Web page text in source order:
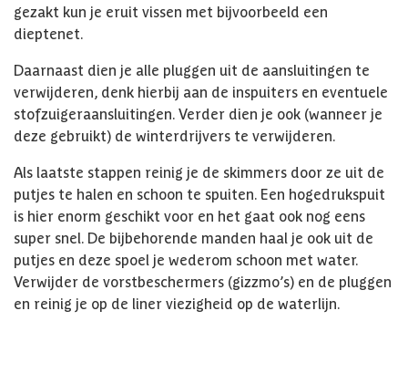
gezakt kun je eruit vissen met bijvoorbeeld een
dieptenet.
Daarnaast dien je alle pluggen uit de aansluitingen te
verwijderen, denk hierbij aan de inspuiters en eventuele
stofzuigeraansluitingen. Verder dien je ook (wanneer je
deze gebruikt) de winterdrijvers te verwijderen.
Als laatste stappen reinig je de skimmers door ze uit de
putjes te halen en schoon te spuiten. Een hogedrukspuit
is hier enorm geschikt voor en het gaat ook nog eens
super snel. De bijbehorende manden haal je ook uit de
putjes en deze spoel je wederom schoon met water.
Verwijder de vorstbeschermers (gizzmo’s) en de pluggen
en reinig je op de liner viezigheid op de waterlijn.